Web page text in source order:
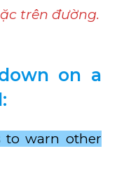
trên đường.
on a
to warn other